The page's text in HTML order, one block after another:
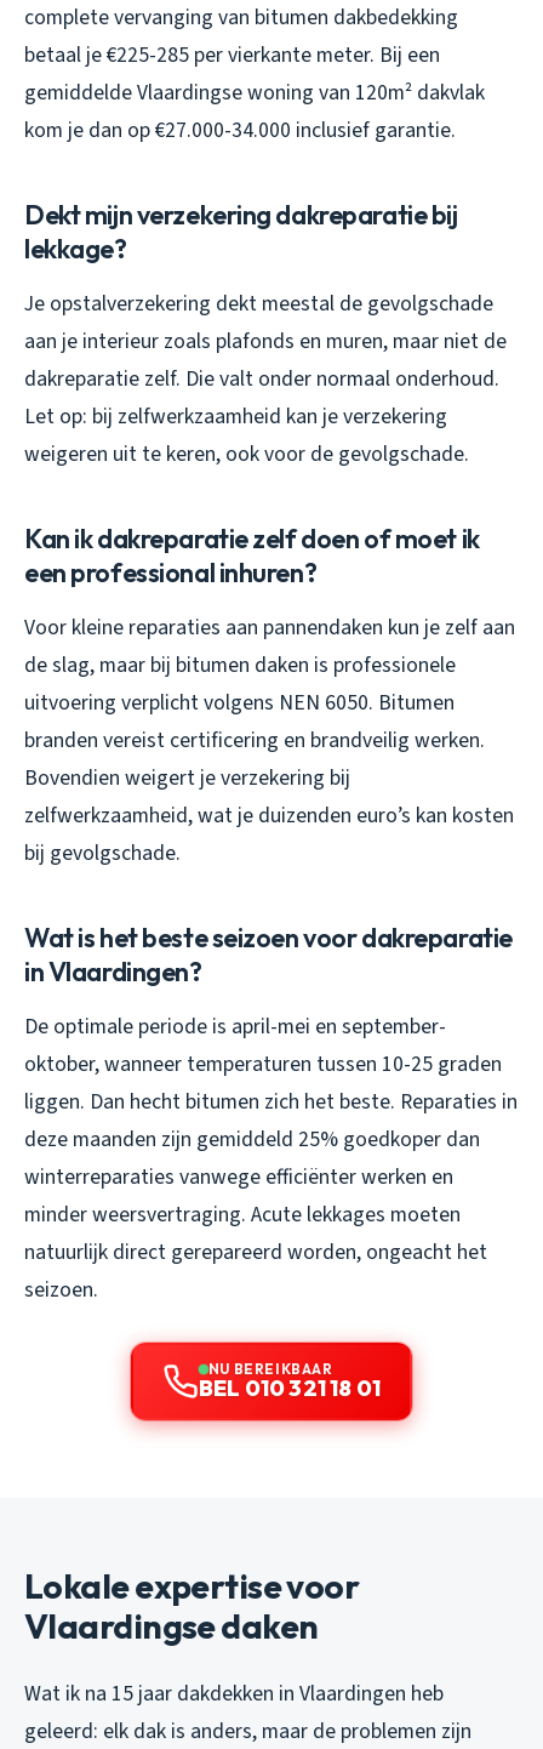
complete vervanging van bitumen dakbedekking
betaal je €225-285 per vierkante meter. Bij een
gemiddelde Vlaardingse woning van 120m² dakvlak
kom je dan op €27.000-34.000 inclusief garantie.
Dekt mijn verzekering dakreparatie bij
lekkage?
Je opstalverzekering dekt meestal de gevolgschade
aan je interieur zoals plafonds en muren, maar niet de
dakreparatie zelf. Die valt onder normaal onderhoud.
Let op: bij zelfwerkzaamheid kan je verzekering
weigeren uit te keren, ook voor de gevolgschade.
Kan ik dakreparatie zelf doen of moet ik
een professional inhuren?
Voor kleine reparaties aan pannendaken kun je zelf aan
de slag, maar bij bitumen daken is professionele
uitvoering verplicht volgens NEN 6050. Bitumen
branden vereist certificering en brandveilig werken.
Bovendien weigert je verzekering bij
zelfwerkzaamheid, wat je duizenden euro’s kan kosten
bij gevolgschade.
Wat is het beste seizoen voor dakreparatie
in Vlaardingen?
De optimale periode is april-mei en september-
oktober, wanneer temperaturen tussen 10-25 graden
liggen. Dan hecht bitumen zich het beste. Reparaties in
deze maanden zijn gemiddeld 25% goedkoper dan
winterreparaties vanwege efficiënter werken en
minder weersvertraging. Acute lekkages moeten
natuurlijk direct gerepareerd worden, ongeacht het
seizoen.
NU BEREIKBAAR
BEL 010 321 18 01
Lokale expertise voor
Vlaardingse daken
Wat ik na 15 jaar dakdekken in Vlaardingen heb
geleerd: elk dak is anders, maar de problemen zijn